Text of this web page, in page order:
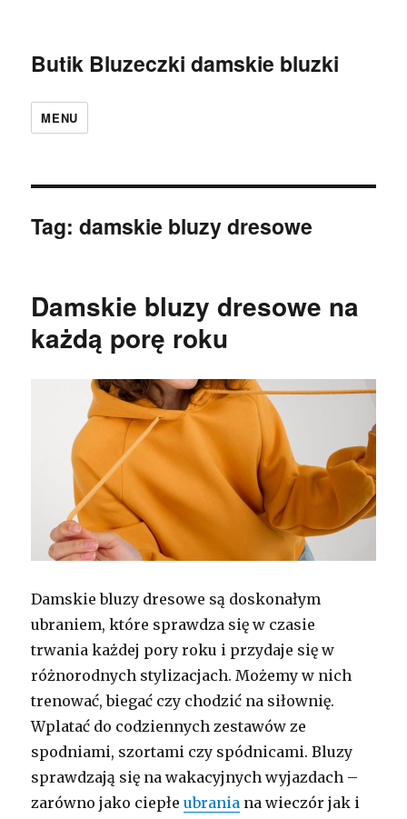
Butik Bluzeczki damskie bluzki
MENU
Tag:damskie bluzy dresowe
Damskie bluzy dresowe na
każdą porę roku
Damskie bluzy dresowe są doskonałym
ubraniem, które sprawdza się w czasie
trwania każdej pory roku i przydaje się w
różnorodnych stylizacjach. Możemy w nich
trenować, biegać czy chodzić na siłownię.
Wplatać do codziennych zestawów ze
spodniami, szortami czy spódnicami. Bluzy
sprawdzają się na wakacyjnych wyjazdach –
zarówno jako ciepłeubrania na wieczór jak i